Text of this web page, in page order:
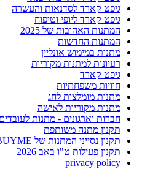
גיפט קארד לסדנאות והעשרה
גיפט קארד ליופי וטיפוח
המתנות האהובות של 2025
המתנות החדשות
מתנות במימוש אונליין
רעיונות למתנות מקוריות
גיפט קארד
חוויות משפחתיות
מתנות מומלצות לחג
מתנות מקוריות לאישה
חברות וארגונים - מתנות לעובדים
תקנון מתנה משותפת
תקנון נסייני המתנות של BUYME
תקנון פעילות ט"ו באב 2026
privacy policy